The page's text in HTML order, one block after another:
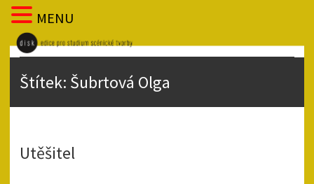
Štítek: Šubrtová Olga
Utěšitel
MENU